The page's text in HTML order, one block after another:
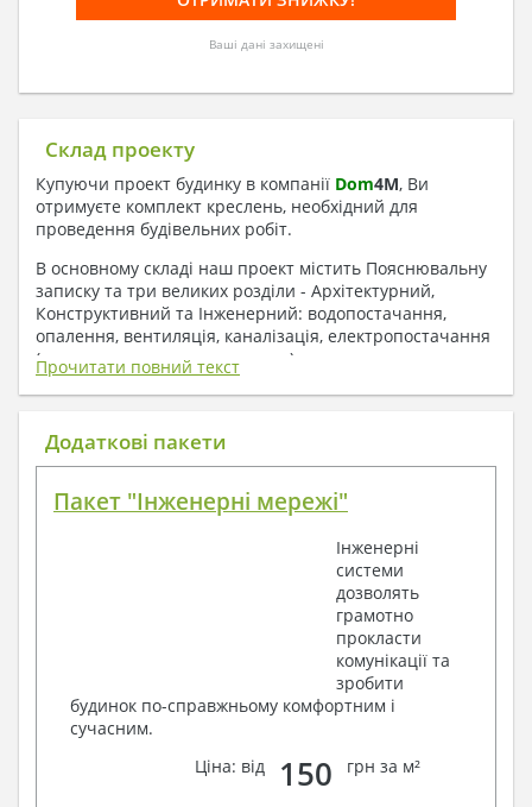
Ваші дані захищені
Склад проекту
Купуючи проект будинку в компанії Dom4M, Ви
отримуєте комплект креслень, необхідний для
проведення будівельних робіт.
В основному складі наш проект містить Пояснювальну
записку та три великих розділи - Архітектурний,
Конструктивний та Інженерний: водопостачання,
опалення, вентиляція, каналізація, електропостачання
( купується за додаткову плату ).
1. До складу Архітектурного розділу
входять:
План покрівлі
Фасади з даними зовнішніх оздоблень
Елементи прорізів – специфікація
Дані перемичок – перетин та специфікація
Обсяги основних будівельних матеріалів
Архітектурні вузли в конструкціях
2. До складу Конструктивного розділу
входять:
Загальні дані по проекту
Прочитати повний текст
Додаткові пакети
Пакет "Інженерні мережі"
Інженерні
системи
дозволять
грамотно
прокласти
комунікації та
зробити
будинок по-справжньому комфортним і
сучасним.
Ціна: від
150 грн за м²